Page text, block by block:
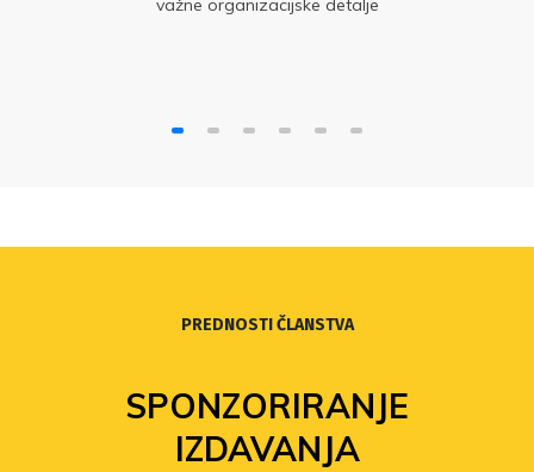
važne organizacijske detalje
PREDNOSTI ČLANSTVA
FOND
SOLIDARNOSTI